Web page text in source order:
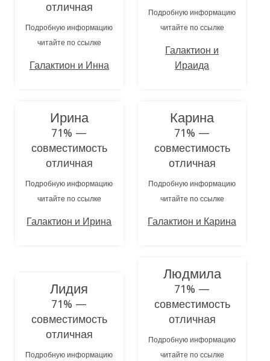
отличная
Подробную информацию
читайте по ссылке
Галактион и Инна
Подробную информацию
читайте по ссылке
Галактион и
Ираида
Ирина
71% —
совместимость
отличная
Подробную информацию
читайте по ссылке
Галактион и Ирина
Карина
71% —
совместимость
отличная
Подробную информацию
читайте по ссылке
Галактион и Карина
Лидия
71% —
совместимость
отличная
Подробную информацию
Людмила
71% —
совместимость
отличная
Подробную информацию
читайте по ссылке